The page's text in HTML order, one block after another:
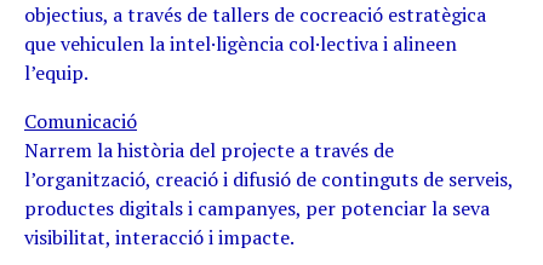
objectius, a través de tallers de cocreació estratègica
que vehiculen la intel·ligència col·lectiva i alineen
l’equip.
Comunicació
Narrem la història del projecte a través de
l’organització, creació i difusió de continguts de serveis,
productes digitals i campanyes, per potenciar la seva
visibilitat, interacció i impacte.